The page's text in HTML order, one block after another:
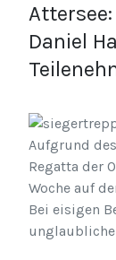
Daniel
Aufgrund
Regatta der
Woche auf
Bei eisigen